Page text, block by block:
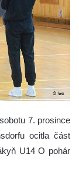
7. prosince
ocitla část
U14 O pohár